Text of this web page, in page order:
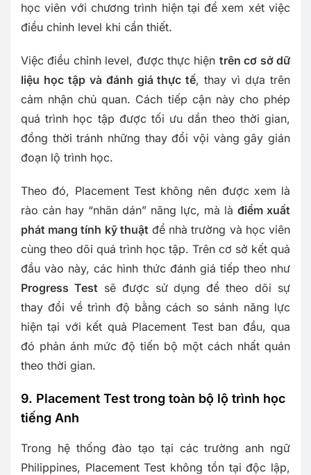
học viên với chương trình hiện tại để xem xét việc
điều chỉnh level khi cần thiết.
Việc điều chỉnh level, được thực hiện trên cơ sở dữ
liệu học tập và đánh giá thực tế, thay vì dựa trên
cảm nhận chủ quan. Cách tiếp cận này cho phép
quá trình học tập được tối ưu dần theo thời gian,
đồng thời tránh những thay đổi vội vàng gây gián
đoạn lộ trình học.
Theo đó, Placement Test không nên được xem là
rào cản hay “nhãn dán” năng lực, mà là điểm xuất
phát mang tính kỹ thuậtđể nhà trường và học viên
cùng theo dõi quá trình học tập. Trên cơ sở kết quả
đầu vào này, các hình thức đánh giá tiếp theo như
Progress Testsẽ được sử dụng để theo dõi sự
thay đổi về trình độ bằng cách so sánh năng lực
hiện tại với kết quả Placement Test ban đầu, qua
đó phản ánh mức độ tiến bộ một cách nhất quán
theo thời gian.
9. Placement Test trong toàn bộ lộ trình học
tiếng Anh
Trong hệ thống đào tạo tại các trường anh ngữ
Philippines, Placement Test không tồn tại độc lập,